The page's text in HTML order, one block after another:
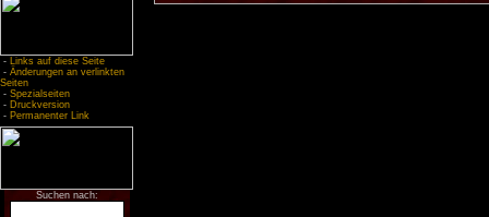
- Links auf diese Seite
- Änderungen an verlinkten
Seiten
- Spezialseiten
- Druckversion
- Permanenter Link
Suchen nach: